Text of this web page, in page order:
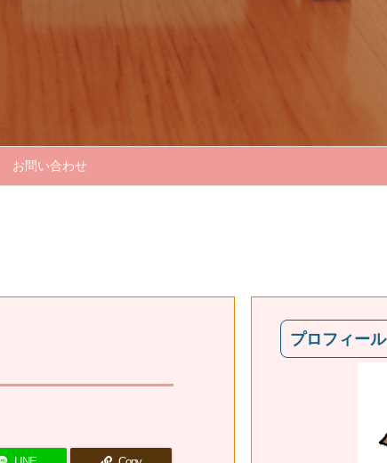
お問い合わせ
プロフィール